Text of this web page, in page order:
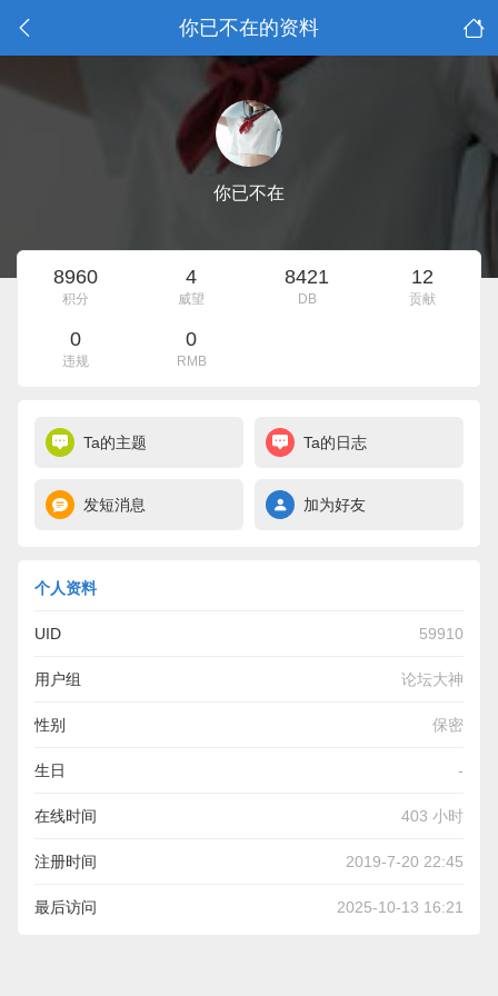
你已不在的资料
你已不在
8960
积分
4
威望
8421
DB
12
贡献
0
违规
0
RMB
Ta的主题 Ta的日志
发短消息 加为好友
个人资料
UID 59910
用户组 论坛大神
性别 保密
生日 -
在线时间 403 小时
注册时间 2019-7-20 22:45
最后访问 2025-10-13 16:21